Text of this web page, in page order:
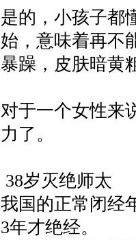
是的，小孩子都
始，意味着再不
暴躁，皮肤暗黄
对于一个女性来
力了。
38岁灭绝师太
我国的正常闭经
3年才绝经。